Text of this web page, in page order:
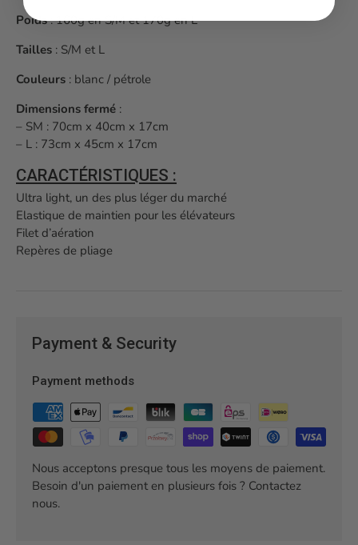
Poids: 160g en S/M et 170g en L
Tailles : S/M et L
Couleurs : blanc / pétrole
Dimensions fermé :
– SM : 70cm x 40cm x 17cm
– L : 73cm x 45cm x 17cm
CARACTÉRISTIQUES :
Ultra light, un des plus léger du marché
Elastique de maintien pour les élévateurs
Filet d’aération
Repères de pliage
Payment & Security
Payment methods
Nous acceptons presque tous les moyens de paiement.
Besoin d'un paiement en plusieurs fois ? Contactez
nous.